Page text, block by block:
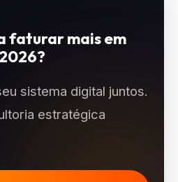
faturar mais em
2026?
sistema digital juntos.
estratégica